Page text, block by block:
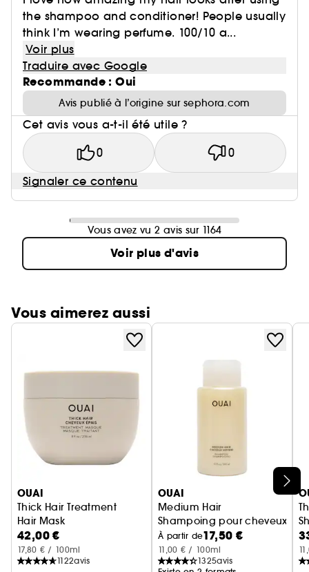
the shampoo and conditioner! People usually
think I’m wearing perfume. 100/10 a...
Voir plus
Traduire avec Google
Recommande : Oui
Avis publié à l’origine sur sephora.com
Cet avis vous a-t-il été utile ?
0 0
Signaler ce contenu
Vous avez vu 2 avis sur 1164
Voir plus d'avis
Vous aimerez aussi
OUAI
Thick Hair Treatment
Hair Mask
42,00 €
17,80 € / 100ml
1122avis
OUAI
Medium Hair
Shampoing pour cheveux
À partir de17,50 €
11,00 € / 100ml
1325avis